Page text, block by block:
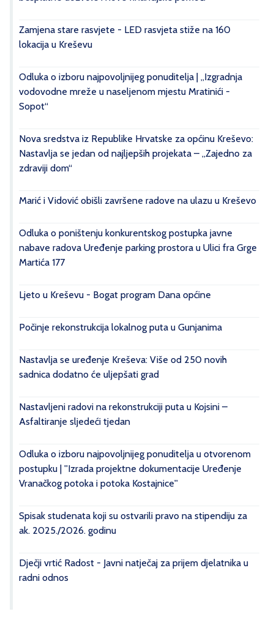
Zamjena stare rasvjete - LED rasvjeta stiže na 160
lokacija u Kreševu
Odluka o izboru najpovoljnijeg ponuditelja | „Izgradnja
vodovodne mreže u naseljenom mjestu Mratinići -
Sopot“
Nova sredstva iz Republike Hrvatske za općinu Kreševo:
Nastavlja se jedan od najljepših projekata – „Zajedno za
zdraviji dom“
Marić i Vidović obišli završene radove na ulazu u Kreševo
Odluka o poništenju konkurentskog postupka javne
nabave radova Uređenje parking prostora u Ulici fra Grge
Martića 177
Ljeto u Kreševu - Bogat program Dana općine
Počinje rekonstrukcija lokalnog puta u Gunjanima
Nastavlja se uređenje Kreševa: Više od 250 novih
sadnica dodatno će uljepšati grad
Nastavljeni radovi na rekonstrukciji puta u Kojsini –
Asfaltiranje sljedeći tjedan
Odluka o izboru najpovoljnijeg ponuditelja u otvorenom
postupku | ''Izrada projektne dokumentacije Uređenje
Vranačkog potoka i potoka Kostajnice''
Spisak studenata koji su ostvarili pravo na stipendiju za
ak. 2025./2026. godinu
Dječji vrtić Radost - Javni natječaj za prijem djelatnika u
radni odnos